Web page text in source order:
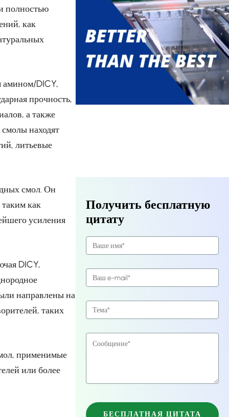
полностью
как
амином/DICY,
прочность,
а также
находят
литьевые
смол. Он
как
усиления
DICY,
направлены на
таких
применимые
или более
Получить бесплатную
цитату